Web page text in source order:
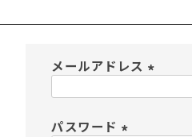
メールアドレス
パスワード